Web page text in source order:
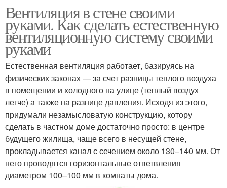
Вентиляция в стене своими
руками. Как сделать естественную
вентиляционную систему своими
руками
Естественная вентиляция работает, базируясь на
физических законах — за счет разницы теплого воздуха
в помещении и холодного на улице (теплый воздух
легче) а также на разнице давления. Исходя из этого,
придумали незамысловатую конструкцию, котору
сделать в частном доме достаточно просто: в центре
будущего жилища, чаще всего в несущей стене,
прокладывается канал с сечением около 130–140 мм. От
него проводятся горизонтальные ответвления
диаметром 100–100 мм в комнаты дома.